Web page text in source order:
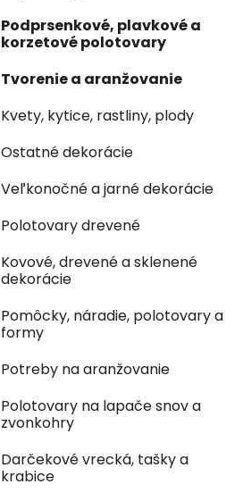
Podprsenkové, plavkové a
korzetové polotovary
Tvorenie a aranžovanie
Kvety, kytice, rastliny, plody
Ostatné dekorácie
Veľkonočné a jarné dekorácie
Polotovary drevené
Kovové, drevené a sklenené
dekorácie
Pomôcky, náradie, polotovary a
formy
Potreby na aranžovanie
Polotovary na lapače snov a
zvonkohry
Darčekové vrecká, tašky a
krabice